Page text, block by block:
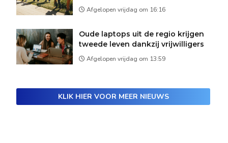
Afgelopen vrijdag om 16:16
Oude laptops uit de regio krijgen
tweede leven dankzij vrijwilligers
Afgelopen vrijdag om 13:59
KLIK HIER VOOR MEER NIEUWS